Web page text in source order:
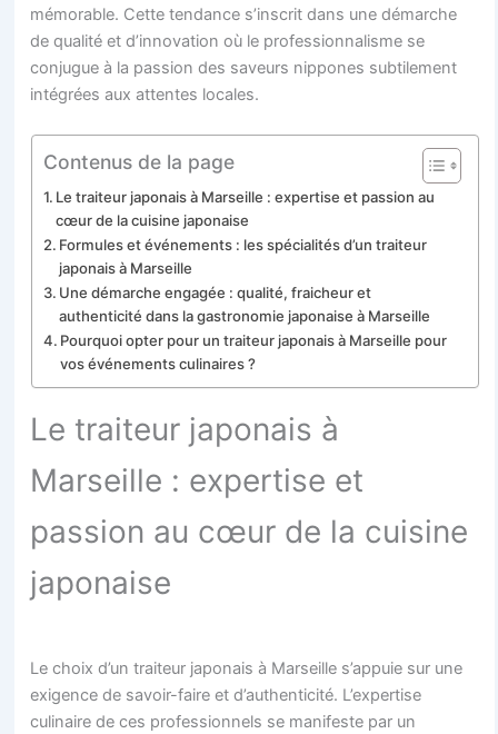
mémorable. Cette tendance s’inscrit dans une démarche
de qualité et d’innovation où le professionnalisme se
conjugue à la passion des saveurs nippones subtilement
intégrées aux attentes locales.
Contenus de la page
Le traiteur japonais à Marseille : expertise et passion au
cœur de la cuisine japonaise
Formules et événements : les spécialités d’un traiteur
japonais à Marseille
Une démarche engagée : qualité, fraicheur et
authenticité dans la gastronomie japonaise à Marseille
Pourquoi opter pour un traiteur japonais à Marseille pour
vos événements culinaires ?
Le traiteur japonais à
Marseille : expertise et
passion au cœur de la cuisine
japonaise
Le choix d’un traiteur japonais à Marseille s’appuie sur une
exigence de savoir-faire et d’authenticité. L’expertise
culinaire de ces professionnels se manifeste par un